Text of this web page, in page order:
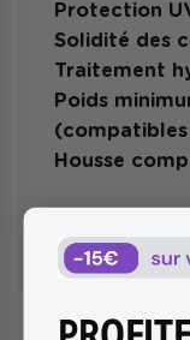
Protection
Solidité des
Traitement
Poids
Housse